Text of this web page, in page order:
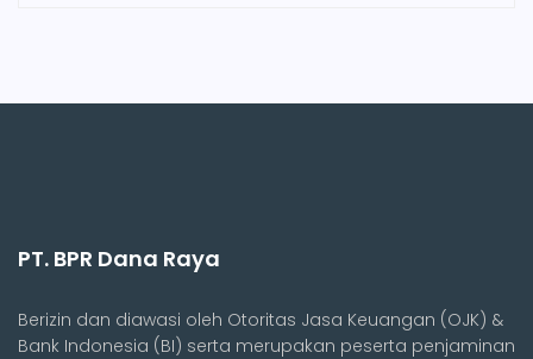
PT. BPR Dana Raya
Berizin dan diawasi oleh Otoritas Jasa Keuangan (OJK) &
Bank Indonesia (BI) serta merupakan peserta penjaminan